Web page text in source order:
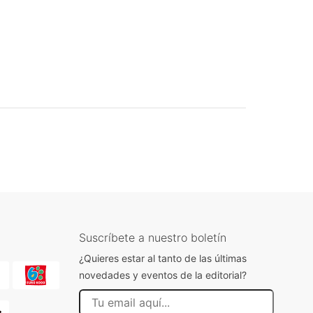
Suscríbete a nuestro boletín
¿Quieres estar al tanto de las últimas
novedades y eventos de la editorial?